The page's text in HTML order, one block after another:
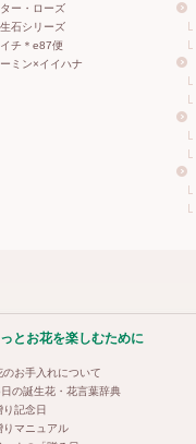
ー・ローズ
石シリーズ
イチ＊e87便
ーミン×イイハナ
とお花を楽しむために
のお手入れについて
の誕生花・花言葉辞典
り記念日
りマニュアル